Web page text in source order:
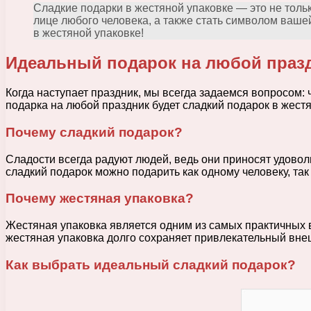
Сладкие подарки в жестяной упаковке — это не
лице любого человека, а также стать символом
в жестяной упаковке!
Идеальный подарок на любой
Когда наступает праздник, мы всегда задаемся
подарка на любой праздник будет сладкий подарок в
Почему сладкий подарок?
Сладости всегда радуют людей, ведь они приносят
сладкий подарок можно подарить как одному человеку,
Почему жестяная упаковка?
Жестяная упаковка является одним из самых практичных
жестяная упаковка долго сохраняет привлекательный
Как выбрать идеальный сладкий подарок?